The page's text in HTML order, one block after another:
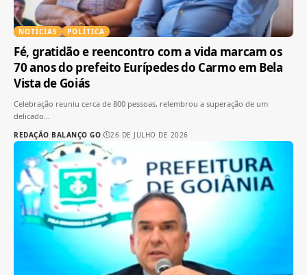
NOTÍCIAS POLÍTICA
Fé, gratidão e reencontro com a vida marcam os
70 anos do prefeito Eurípedes do Carmo em Bela
Vista de Goiás
Celebração reuniu cerca de 800 pessoas, relembrou a superação de um
delicado…
REDAÇÃO BALANÇO GO 26 DE JULHO DE 2026